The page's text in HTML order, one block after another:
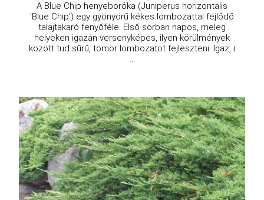
A Blue Chip henyeboróka (Juniperus horizontalis
'Blue Chip') egy gyönyörű kékes lombozattal fejlődő
talajtakaró fenyőféle. Első sorban napos, meleg
helyeken igazán versenyképes, ilyen körülmények
között tud sűrű, tömör lombozatot fejleszteni. Igaz, i
...